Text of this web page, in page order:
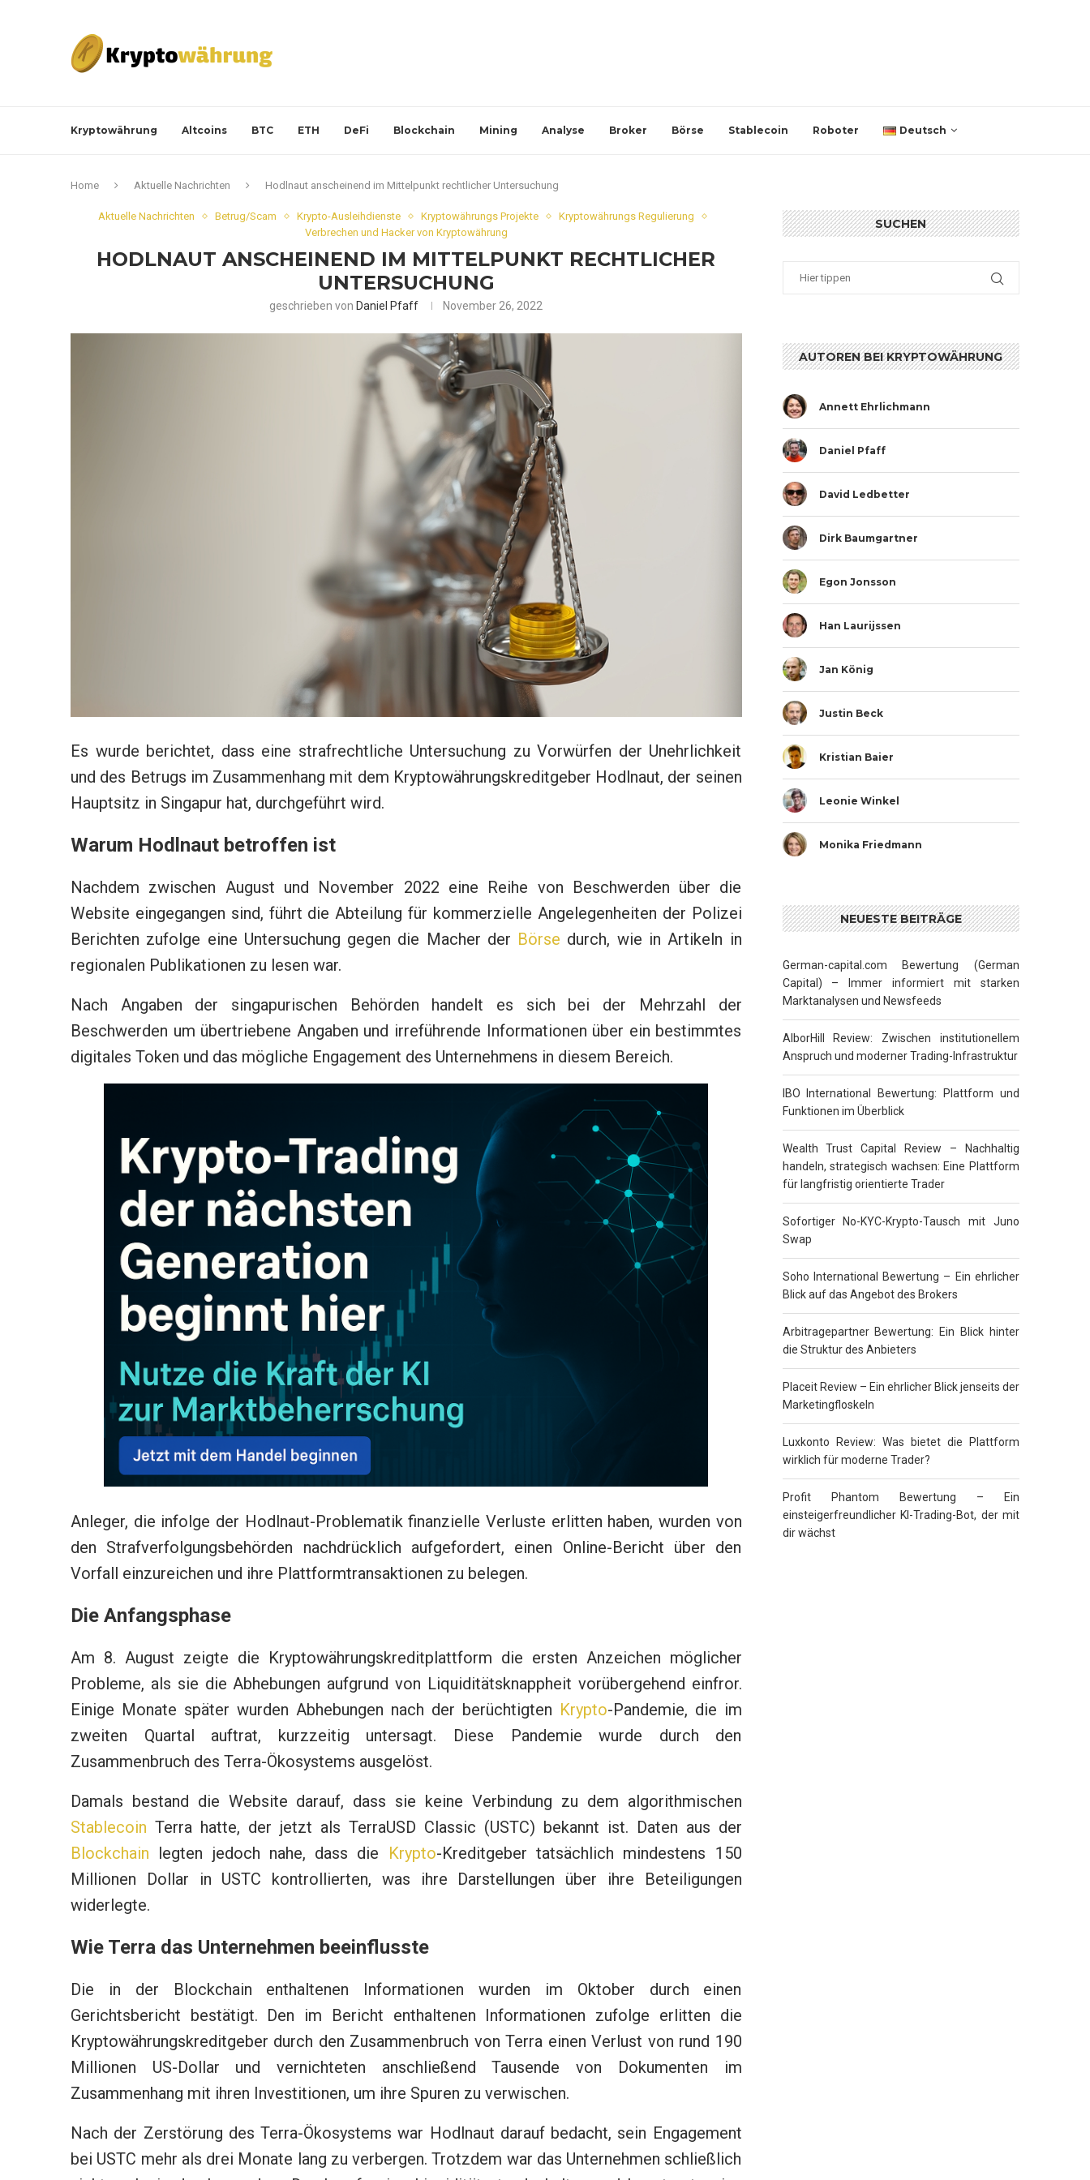
Kryptowährung Altcoins BTC ETH DeFi Blockchain Mining Analyse Broker Börse Stablecoin Roboter Deutsch
Home Aktuelle Nachrichten Hodlnaut anscheinend im Mittelpunkt rechtlicher Untersuchung
Aktuelle Nachrichten Betrug/Scam Krypto-Ausleihdienste Kryptowährungs Projekte
Kryptowährungs Regulierung
Verbrechen und Hacker von Kryptowährung
HODLNAUT ANSCHEINEND IM MITTELPUNKT RECHTLICHER
UNTERSUCHUNG
geschrieben von Daniel Pfaff November 26, 2022
Es wurde berichtet, dass eine strafrechtliche Untersuchung zu Vorwürfen der Unehrlichkeit
und des Betrugs im Zusammenhang mit dem Kryptowährungskreditgeber Hodlnaut, der seinen
Hauptsitz in Singapur hat, durchgeführt wird.
Warum Hodlnaut betroffen ist
Nachdem zwischen August und November 2022 eine Reihe von Beschwerden über die
Website eingegangen sind, führt die Abteilung für kommerzielle Angelegenheiten der Polizei
Berichten zufolge eine Untersuchung gegen die Macher der Börse durch, wie in Artikeln in
regionalen Publikationen zu lesen war.
Nach Angaben der singapurischen Behörden handelt es sich bei der Mehrzahl der
Beschwerden um übertriebene Angaben und irreführende Informationen über ein bestimmtes
digitales Token und das mögliche Engagement des Unternehmens in diesem Bereich.
Anleger, die infolge der Hodlnaut-Problematik finanzielle Verluste erlitten haben, wurden von
den Strafverfolgungsbehörden nachdrücklich aufgefordert, einen Online-Bericht über den
Vorfall einzureichen und ihre Plattformtransaktionen zu belegen.
Die Anfangsphase
Am 8. August zeigte die Kryptowährungskreditplattform die ersten Anzeichen möglicher
Probleme, als sie die Abhebungen aufgrund von Liquiditätsknappheit vorübergehend einfror.
Einige Monate später wurden Abhebungen nach der berüchtigten Krypto-Pandemie, die im
zweiten Quartal auftrat, kurzzeitig untersagt. Diese Pandemie wurde durch den
Zusammenbruch des Terra-Ökosystems ausgelöst.
Damals bestand die Website darauf, dass sie keine Verbindung zu dem algorithmischen
Stablecoin Terra hatte, der jetzt als TerraUSD Classic (USTC) bekannt ist. Daten aus der
Blockchain legten jedoch nahe, dass die Krypto-Kreditgeber tatsächlich mindestens 150
Millionen Dollar in USTC kontrollierten, was ihre Darstellungen über ihre Beteiligungen
widerlegte.
Wie Terra das Unternehmen beeinflusste
Die in der Blockchain enthaltenen Informationen wurden im Oktober durch einen
Gerichtsbericht bestätigt. Den im Bericht enthaltenen Informationen zufolge erlitten die
Kryptowährungskreditgeber durch den Zusammenbruch von Terra einen Verlust von rund 190
Millionen US-Dollar und vernichteten anschließend Tausende von Dokumenten im
Zusammenhang mit ihren Investitionen, um ihre Spuren zu verwischen.
Nach der Zerstörung des Terra-Ökosystems war Hodlnaut darauf bedacht, sein Engagement
bei USTC mehr als drei Monate lang zu verbergen. Trotzdem war das Unternehmen schließlich
SUCHEN
AUTOREN BEI KRYPTOWÄHRUNG
Annett Ehrlichmann
Daniel Pfaff
David Ledbetter
Dirk Baumgartner
Egon Jonsson
Han Laurijssen
Jan König
Justin Beck
Kristian Baier
Leonie Winkel
Monika Friedmann
NEUESTE BEITRÄGE
German-capital.com Bewertung (German
Capital) – Immer informiert mit starken
Marktanalysen und Newsfeeds
AlborHill Review: Zwischen institutionellem
Anspruch und moderner Trading-Infrastruktur
IBO International Bewertung: Plattform und
Funktionen im Überblick
Wealth Trust Capital Review – Nachhaltig
handeln, strategisch wachsen: Eine Plattform
für langfristig orientierte Trader
Sofortiger No-KYC-Krypto-Tausch mit Juno
Swap
Soho International Bewertung – Ein ehrlicher
Blick auf das Angebot des Brokers
Arbitragepartner Bewertung: Ein Blick hinter
die Struktur des Anbieters
Placeit Review – Ein ehrlicher Blick jenseits der
Marketingfloskeln
Luxkonto Review: Was bietet die Plattform
wirklich für moderne Trader?
Profit Phantom Bewertung – Ein
einsteigerfreundlicher KI-Trading-Bot, der mit
dir wächst